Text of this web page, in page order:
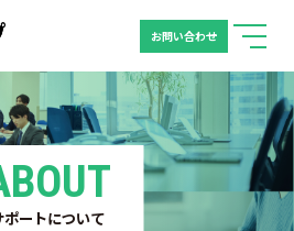
お問い合わせ
ポートについて